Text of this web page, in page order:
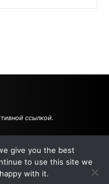
ссылкой.
РЕКЛАМА НА САЙТЕ
give you the best
to use this site we
with it.